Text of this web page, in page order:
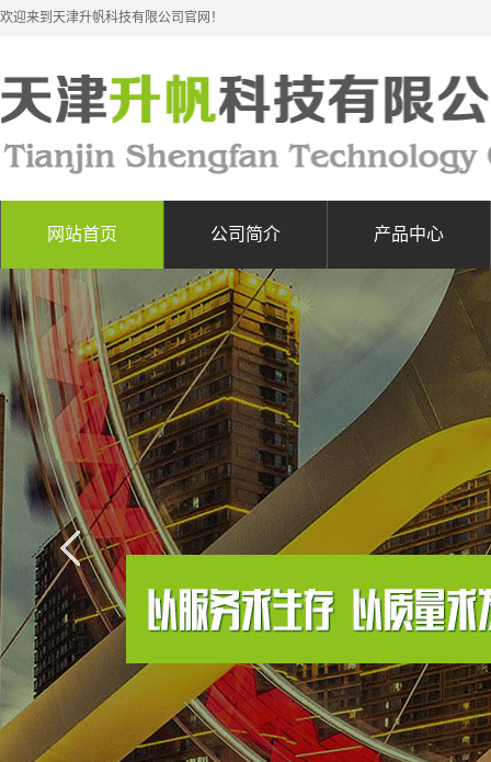
欢迎来到天津升帆科技有限公司官网！
网站首页 公司简介 产品中心